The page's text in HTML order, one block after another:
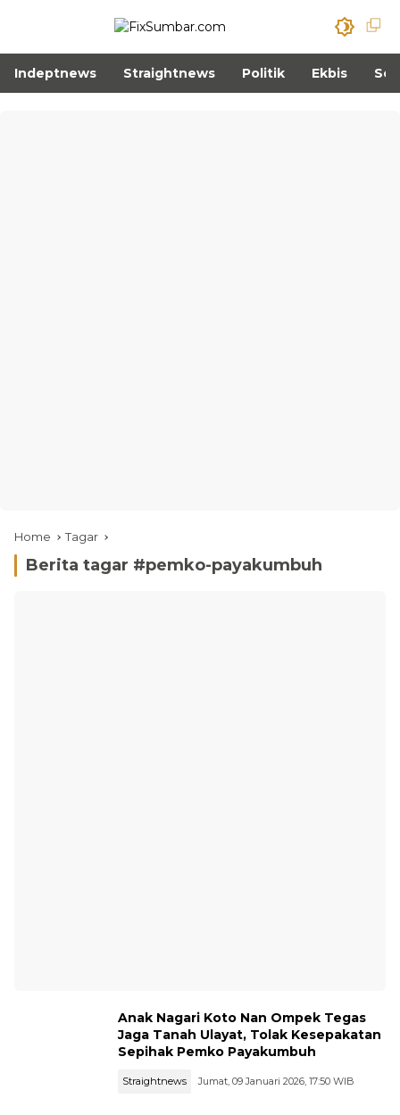
Indeptnews Straightnews Politik Ekbis
Home Tagar
Berita tagar #pemko-payakumbuh
Anak Nagari Koto Nan Ompek Tegas
Jaga Tanah Ulayat, Tolak Kesepakatan
Sepihak Pemko Payakumbuh
Straightnews Jumat, 09 Januari 2026, 17:50 WIB